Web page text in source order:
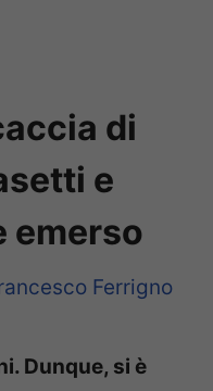
di
e
emerso
Ferrigno
Dunque, si è